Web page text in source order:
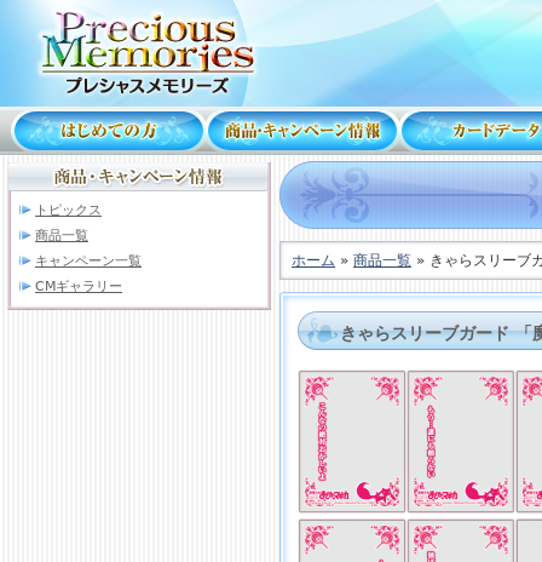
トピックス
商品一覧
キャンペーン一覧
CMギャラリー
ホーム » 商品一覧 » きゃらスリーブ
きゃらスリーブガード